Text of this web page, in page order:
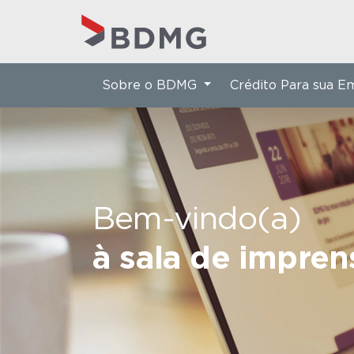
Bem-vindo(a)
à sala de
Sobre o BDMG Crédito Para sua